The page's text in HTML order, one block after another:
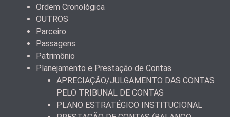
Ordem Cronológica
OUTROS
Parceiro
Passagens
Patrimônio
Planejamento e Prestação de Contas
APRECIAÇÃO/JULGAMENTO DAS CONTAS
PELO TRIBUNAL DE CONTAS
PLANO ESTRATÉGICO INSTITUCIONAL